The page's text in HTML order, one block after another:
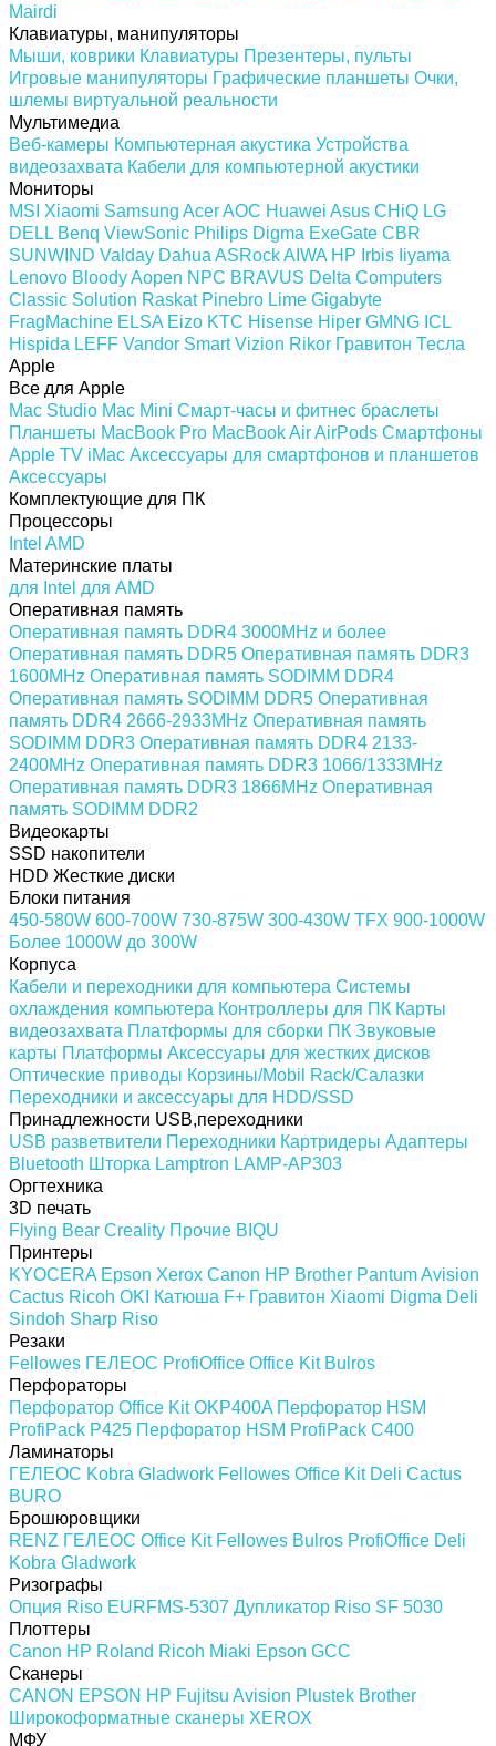
Mairdi
Клавиатуры, манипуляторы
Мыши, коврики Клавиатуры Презентеры, пульты
Игровые манипуляторы Графические планшеты Очки,
шлемы виртуальной реальности
Мультимедиа
Веб-камеры Компьютерная акустика Устройства
видеозахвата Кабели для компьютерной акустики
Мониторы
MSI Xiaomi Samsung AcerAOC Huawei Asus CHiQ LG
DELL Benq ViewSonic Philips Digma ExeGate CBR
SUNWIND Valday Dahua ASRockAIWA HP Irbis Iiyama
Lenovo BloodyAopen NPC BRAVUS Delta Computers
Classic Solution Raskat Pinebro Lime Gigabyte
FragMachine ELSA Eizo KTC Hisense Hiper GMNG ICL
Hispida LEFF Vandor Smart Vizion Rikor Гравитон Тесла
Apple
Все для Apple
Mac Studio Mac Mini Смарт-часы и фитнес браслеты
Планшеты MacBook Pro MacBook AirAirPods Смартфоны
Apple TV iMac Аксессуары для смартфонов и планшетов
Аксессуары
Комплектующие для ПК
Процессоры
Intel AMD
Материнские платы
для Intel для AMD
Оперативная память
Оперативная память DDR4 3000MHz и более
Оперативная память DDR5 Оперативная память DDR3
1600MHz Оперативная память SODIMM DDR4
Оперативная память SODIMM DDR5 Оперативная
память DDR4 2666-2933MHz Оперативная память
SODIMM DDR3 Оперативная память DDR4 2133-
2400MHz Оперативная память DDR3 1066/1333MHz
Оперативная память DDR3 1866MHz Оперативная
память SODIMM DDR2
Видеокарты
SSD накопители
HDD Жесткие диски
Блоки питания
450-580W 600-700W 730-875W 300-430W TFX 900-1000W
Более 1000W до 300W
Корпуса
Кабели и переходники для компьютера Системы
охлаждения компьютера Контроллеры для ПК Карты
видеозахвата Платформы для сборки ПК Звуковые
карты Платформы Аксессуары для жестких дисков
Оптические приводы Корзины/Mobil Rack/Салазки
Переходники и аксессуары для HDD/SSD
Принадлежности USB,переходники
USB разветвители Переходники Картридеры Адаптеры
Bluetooth Шторка Lamptron LAMP-AP303
Оргтехника
3D печать
Flying Bear Creality Прочие BIQU
Принтеры
KYOCERA Epson Xerox Canon HP Brother PantumAvision
Cactus Ricoh OKI Катюша F+ Гравитон Xiaomi Digma Deli
Sindoh Sharp Riso
Резаки
Fellowes ГЕЛЕОС ProfiOffice Office Kit Bulros
Перфораторы
Перфоратор Office Kit OKP400A Перфоратор HSM
ProfiPack P425 Перфоратор HSM ProfiPack C400
Ламинаторы
ГЕЛЕОС Kobra Gladwork Fellowes Office Kit Deli Cactus
BURO
Брошюровщики
RENZ ГЕЛЕОС Office Kit Fellowes Bulros ProfiOffice Deli
Kobra Gladwork
Ризографы
Опция Riso EURFMS-5307 Дупликатор Riso SF 5030
Плоттеры
Canon HP Roland Ricoh Miaki Epson GCC
Сканеры
CANON EPSON HP Fujitsu Avision Plustek Brother
Широкоформатные сканеры XEROX
МФУ